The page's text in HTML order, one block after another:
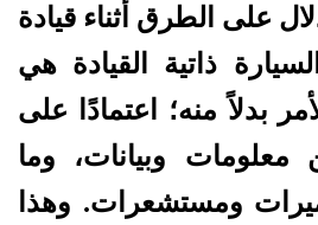
على الطرق أثناء قيادة
ذاتية القيادة هي
بدلاً منه؛ اعتمادًا على
وبيانات، وما
ومستشعرات. وهذا